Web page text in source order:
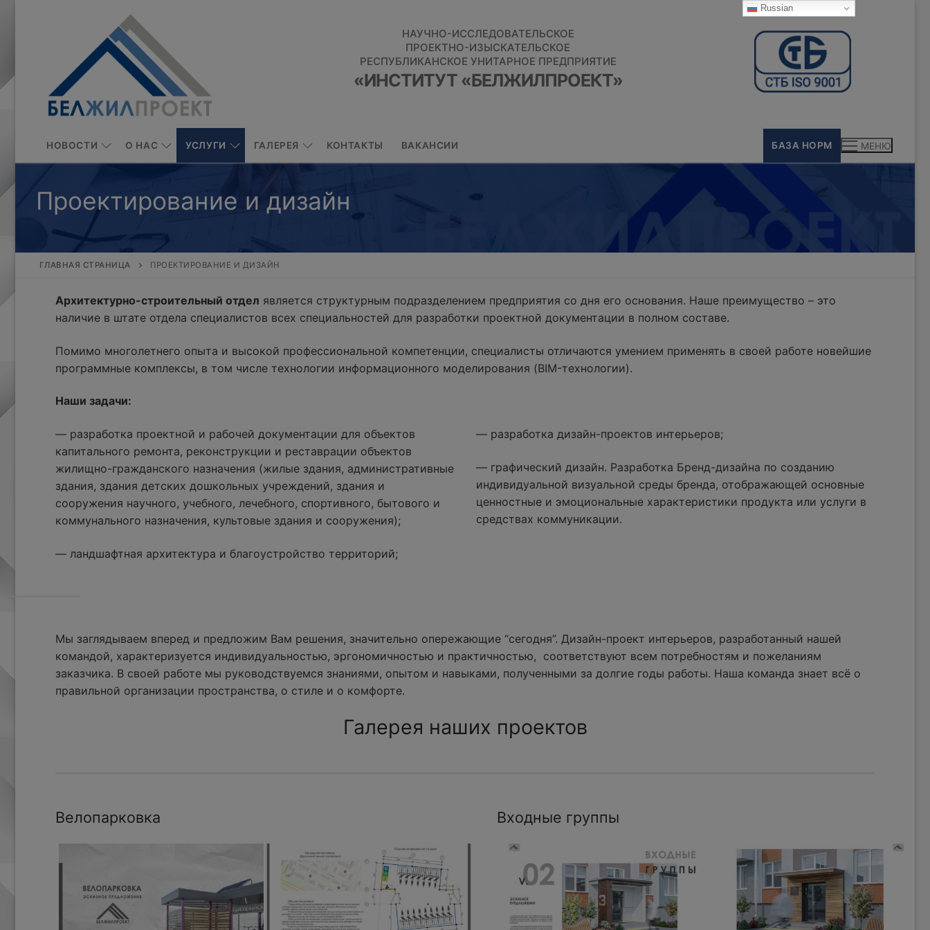
НАУЧНО-ИССЛЕДОВАТЕЛЬСКОЕ
ПРОЕКТНО-ИЗЫСКАТЕЛЬСКОЕ
РЕСПУБЛИКАНСКОЕ УНИТАРНОЕ ПРЕДПРИЯТИЕ
«ИНСТИТУТ «БЕЛЖИЛПРОЕКТ»
НОВОСТИ О НАС УСЛУГИ ГАЛЕРЕЯ КОНТАКТЫ ВАКАНСИИ БАЗА НОРМ МЕНЮ
Проектирование и дизайн
ГЛАВНАЯ СТРАНИЦА ПРОЕКТИРОВАНИЕ И ДИЗАЙН
Архитектурно-строительный отдел является структурным подразделением предприятия со дня его основания. Наше преимущество – это
наличие в штате отдела специалистов всех специальностей для разработки проектной документации в полном составе.
Помимо многолетнего опыта и высокой профессиональной компетенции, специалисты отличаются умением применять в своей работе новейшие
программные комплексы, в том числе технологии информационного моделирования (BIM-технологии).
Наши задачи:
— разработка проектной и рабочей документации для объектов
капитального ремонта, реконструкции и реставрации объектов
жилищно-гражданского назначения (жилые здания, административные
здания, здания детских дошкольных учреждений, здания и
сооружения научного, учебного, лечебного, спортивного, бытового и
коммунального назначения, культовые здания и сооружения);
— ландшафтная архитектура и благоустройство территорий;
— разработка дизайн-проектов интерьеров;
— графический дизайн. Разработка Бренд-дизайна по созданию
индивидуальной визуальной среды бренда, отображающей основные
ценностные и эмоциональные характеристики продукта или услуги в
средствах коммуникации.
Мы заглядываем вперед и предложим Вам решения, значительно опережающие “сегодня”. Дизайн-проект интерьеров, разработанный нашей
командой, характеризуется индивидуальностью, эргономичностью и практичностью, соответствуют всем потребностям и пожеланиям
заказчика. В своей работе мы руководствуемся знаниями, опытом и навыками, полученными за долгие годы работы. Наша команда знает всё о
правильной организации пространства, о стиле и о комфорте.
Галерея наших проектов
Велопарковка Входные группы
Russian